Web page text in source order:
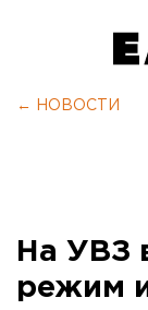
← НОВОСТИ
На УВЗ
режим